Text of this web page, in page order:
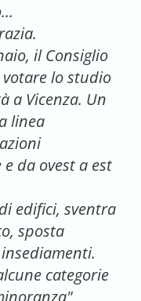
il Consiglio
lo studio
a Vicenza. Un
linea
da ovest a est
edifici, sventra
sposta
categorie